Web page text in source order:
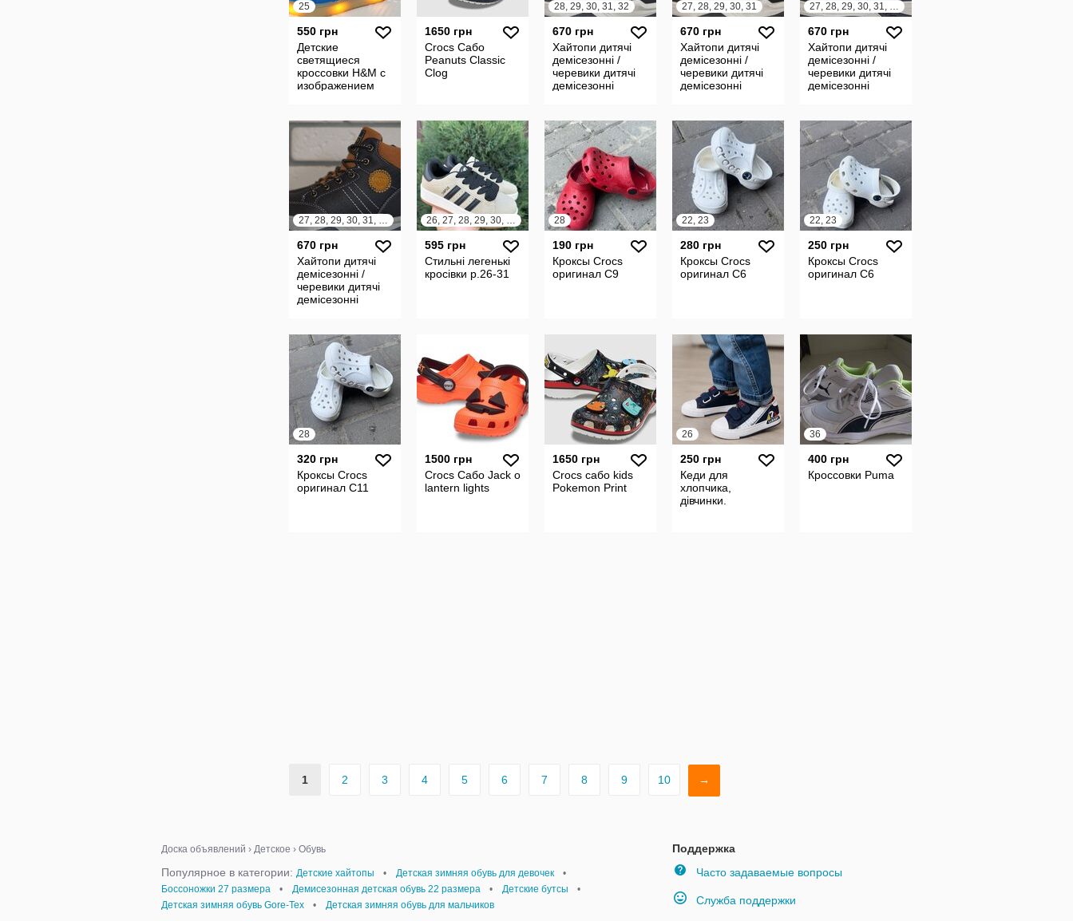
25
550 грн
Детские
светящиеся
кроссовки H&M с
изображением
1650 грн
Crocs Сабо
Peanuts Classic
Clog
28, 29, 30, 31, 32
670 грн
Хайтопи дитячі
демісезонні /
черевики дитячі
демісезонні
27, 28, 29, 30, 31
670 грн
Хайтопи дитячі
демісезонні /
черевики дитячі
демісезонні
27, 28, 29, 30, 31, 32
670 грн
Хайтопи дитячі
демісезонні /
черевики дитячі
демісезонні
27, 28, 29, 30, 31, 32
670 грн
Хайтопи дитячі
демісезонні /
черевики дитячі
демісезонні
26, 27, 28, 29, 30, 31
595 грн
Стильні легенькі
кросівки р.26-31
28
190 грн
Кроксы Crocs
оригинал С9
22, 23
280 грн
Кроксы Crocs
оригинал С6
22, 23
250 грн
Кроксы Crocs
оригинал С6
28
320 грн
Кроксы Crocs
оригинал С11
1500 грн
Сrocs Сабо Jack o
lantern lights
1650 грн
Crocs сабо kids
Pokemon Print
26
250 грн
Кеди для
хлопчика,
дівчинки.
36
400 грн
Кроссовки Puma
1 2 3 4 5 6 7 8 9 10 →
Поддержка
Часто задаваемые вопросы
Служба поддержки
Доска объявлений › Детское › Обувь
Популярное в категории: Детские хайтопы • Детская зимняя обувь для девочек
•
Боссоножки 27 размера
• Демисезонная детская обувь 22 размера • Детские бутсы
•
Детская зимняя обувь Gore-Tex
• Детская зимняя обувь для мальчиков